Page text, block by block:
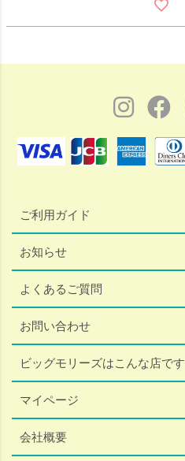
ご利用ガイド
お知らせ
よくあるご質問
お問い合わせ
ビッグモリーズはこんな店です
マイページ
会社概要